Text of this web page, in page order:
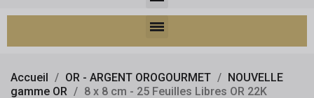
Accueil OR - ARGENT OROGOURMET
NOUVELLE
gamme OR
8 x 8 cm - 25 Feuilles Libres OR 22K